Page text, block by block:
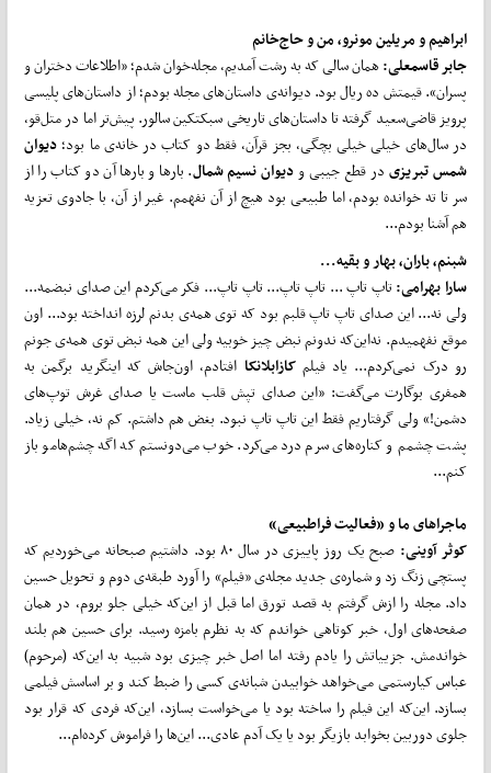
ابراهیم و مریلین مونرو، من و حاج‌خانم
جابر قاسمعلی:همان سالی که به رشت آمدیم، مجله‌خوان شدم؛ «اطلاعات دختران و
پسران». قیمتش ده ریال بود. دیوانه‌ی داستان‌های مجله بودم؛ از داستان‌های پلیسی
پرویز قاضی‌سعید گرفته تا داستان‌های تاریخی سبکتکین سالور. پیش‌تر اما در متل‌قو،
در سال‌های خیلی خیلی بچگی، بجز قرآن، فقط دو کتاب در خانه‌ی ما بود؛ دیوان
شمس تبریزیدر قطع جیبی ودیوان نسیم شمال. بارها و بارها آن دو کتاب را از
سر تا ته خوانده بودم، اما طبیعی بود هیچ از آن نفهمم. غیر از آن، با جادوی تعزیه
هم آشنا بودم...
شبنم، باران، بهار و بقیه...
سارا بهرامی:تاپ تاپ ... تاپ تاپ... تاپ تاپ... فکر می‌کردم این صدای نبضمه...
ولی نه... این صدای تاپ تاپ قلبم بود که توی همه‌ی بدنم لرزه انداخته بود... اون
موقع نفهمیدم. نه‌این‌که ندونم نبض چیز خوبیه ولی این همه نبض توی همه‌ی جونم
رو درک نمی‌کردم... یاد فیلم کازابلانکاافتادم، اون‌جاش که اینگرید برگمن به
همفری بوگارت می‌گفت: «این صدای تپش قلب ماست یا صدای غرش توپ‌های
دشمن!» ولی گرفتاریم فقط این تاپ تاپ نبود. بغض هم داشتم. کم نه، خیلی زیاد.
پشت چشمم و کناره‌های سرم درد می‌کرد. خوب می‌دونستم که اگه چشم‌هامو باز
کنم...
ماجراهای ما و «فعالیتفراطبیعی»
کوثر آوینی:
صبح یک روز پاییزی در سال ۸۰ بود. داشتیم صبحانه می‌خوردیم که
پستچی زنگ زد و شماره‌ی جدید مجله‌ی «فیلم» را آورد طبقه‌ی دوم و تحویل حسین
داد. مجله را ازش گرفتم به قصد تورق اما قبل از این‌که خیلی جلو بروم، در همان
صفحه‌های اول، خبر کوتاهی خواندم که به ‌نظرم بامزه رسید. برای حسین هم بلند
خواندمش. جزییاتش را یادم رفته اما اصل خبر چیزی بود شبیه به این‌که (مرحوم)
عباس کیارستمی می‌خواهد خوابیدن شبانه‌ی کسی را ضبط کند و بر اساسش فیلمی
بسازد. این‌که این فیلم را ساخته بود یا می‌خواست بسازد، این‌که فردی که قرار بود
جلوی دوربین بخوابد بازیگر بود یا یک آدم عادی... این‌ها را فراموش کرده‌ام...